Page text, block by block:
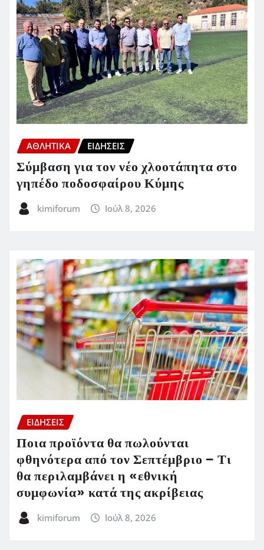
ΑΘΛΗΤΙΚΑ ΕΙΔΗΣΕΙΣ
Σύμβαση για τον νέο χλοοτάπητα στο
γηπέδο ποδοσφαίρου Κύμης
kimiforum Ιούλ 8, 2026
ΕΙΔΗΣΕΙΣ
Ποια προϊόντα θα πωλούνται
φθηνότερα από τον Σεπτέμβριο – Τι
θα περιλαμβάνει η «εθνική
συμφωνία» κατά της ακρίβειας
kimiforum Ιούλ 8, 2026